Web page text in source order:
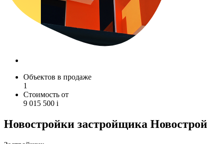
Объектов в продаже
1
Стоимость от
9 015 500 i
Новостройки застройщика Новострой